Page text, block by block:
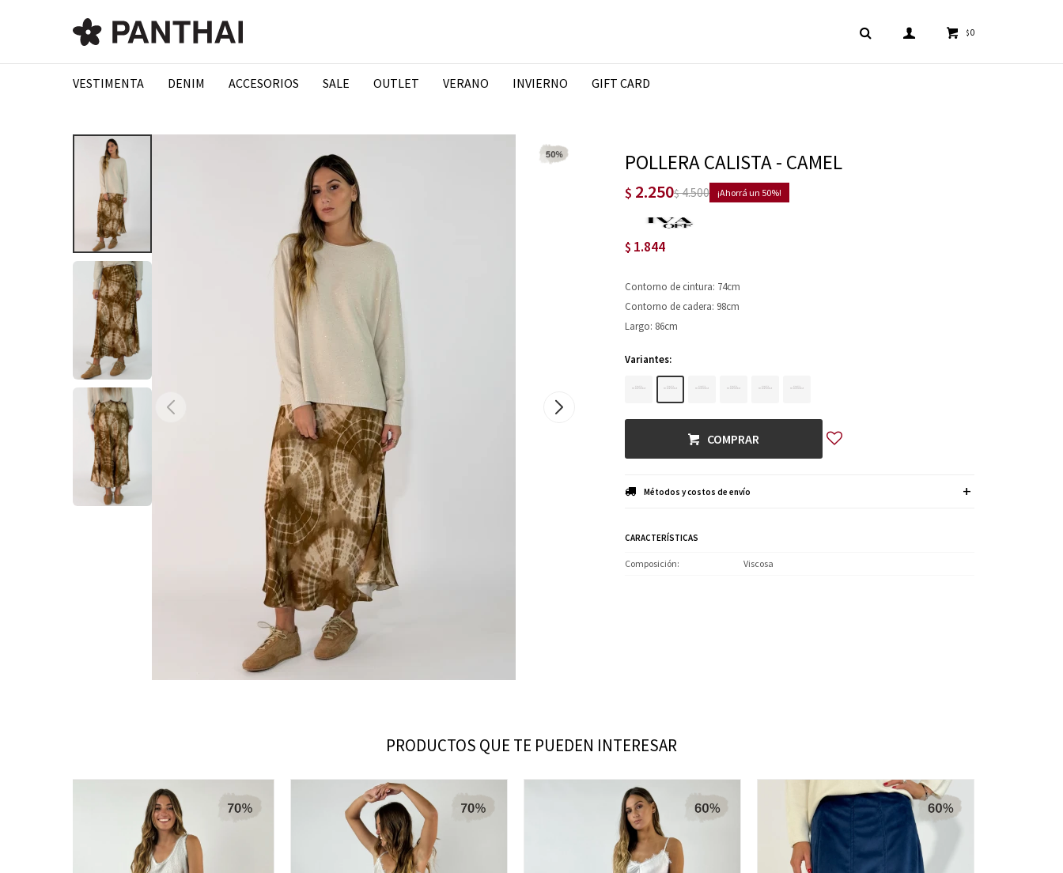
VESTIMENTA DENIM ACCESORIOS SALE OUTLET VERANO INVIERNO GIFT CARD
$0
POLLERA CALISTA - CAMEL
$ 2.250$4.500 50
$ 1.844
Contorno de cintura: 74cm
Contorno de cadera: 98cm
Largo: 86cm
Variantes:
COMPRAR
Métodos y costos de envío
CARACTERÍSTICAS
Composición Viscosa
PRODUCTOS QUE TE PUEDEN INTERESAR